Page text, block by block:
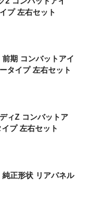
プ 左右セット
期 コンバットアイ
タイプ 左右セット
ィZ コンバットア
プ 左右セット
正形状 リアパネル